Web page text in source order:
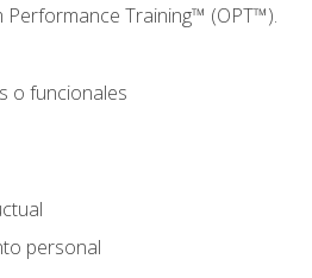
Training™ (OPT™).
o funcionales
personal